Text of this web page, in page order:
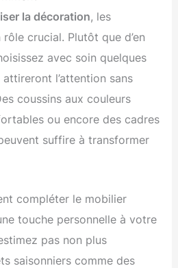
la décoration, les
crucial. Plutôt que d’en
avec soin quelques
l’attention sans
coussins aux couleurs
ou encore des cadres
suffire à transformer
compléter le mobilier
touche personnelle à votre
pas non plus
saisonniers comme des